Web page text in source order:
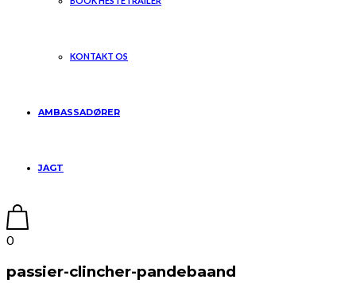
KONTAKT OS
AMBASSADØRER
JAGT
0
passier-clincher-pandebaand